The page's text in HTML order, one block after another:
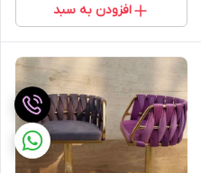
افزودن به سبد